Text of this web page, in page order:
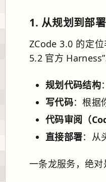
1. 从规划到部
ZCode 3.0 的定
5.2 官方
规划代码结构
写代码：根据
代码审阅（
直接部署：从
一条龙服务，绝对